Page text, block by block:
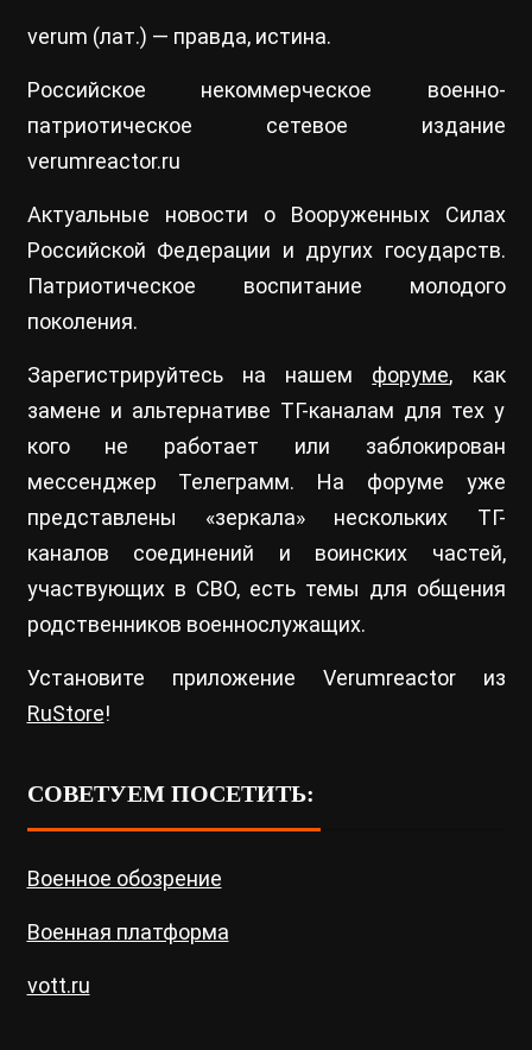
verum (лат.) — правда, истина.
Российское некоммерческое военно-
патриотическое сетевое издание
verumreactor.ru
Актуальные новости о Вооруженных Силах
Российской Федерации и других государств.
Патриотическое воспитание молодого
поколения.
Зарегистрируйтесь на нашем форуме, как
замене и альтернативе ТГ-каналам для тех у
кого не работает или заблокирован
мессенджер Телеграмм. На форуме уже
представлены «зеркала» нескольких ТГ-
каналов соединений и воинских частей,
участвующих в СВО, есть темы для общения
родственников военнослужащих.
Установите приложение Verumreactor из
RuStore!
СОВЕТУЕМ ПОСЕТИТЬ:
Военное обозрение
Военная платформа
vott.ru